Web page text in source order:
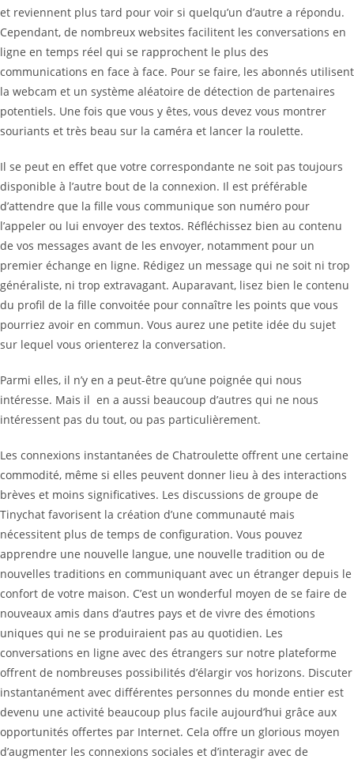
et reviennent plus tard pour voir si quelqu’un d’autre a répondu.
Cependant, de nombreux websites facilitent les conversations en
ligne en temps réel qui se rapprochent le plus des
communications en face à face. Pour se faire, les abonnés utilisent
la webcam et un système aléatoire de détection de partenaires
potentiels. Une fois que vous y êtes, vous devez vous montrer
souriants et très beau sur la caméra et lancer la roulette.
Il se peut en effet que votre correspondante ne soit pas toujours
disponible à l’autre bout de la connexion. Il est préférable
d’attendre que la fille vous communique son numéro pour
l’appeler ou lui envoyer des textos. Réfléchissez bien au contenu
de vos messages avant de les envoyer, notamment pour un
premier échange en ligne. Rédigez un message qui ne soit ni trop
généraliste, ni trop extravagant. Auparavant, lisez bien le contenu
du profil de la fille convoitée pour connaître les points que vous
pourriez avoir en commun. Vous aurez une petite idée du sujet
sur lequel vous orienterez la conversation.
Parmi elles, il n’y en a peut-être qu’une poignée qui nous
intéresse. Mais il en a aussi beaucoup d’autres qui ne nous
intéressent pas du tout, ou pas particulièrement.
Les connexions instantanées de Chatroulette offrent une certaine
commodité, même si elles peuvent donner lieu à des interactions
brèves et moins significatives. Les discussions de groupe de
Tinychat favorisent la création d’une communauté mais
nécessitent plus de temps de configuration. Vous pouvez
apprendre une nouvelle langue, une nouvelle tradition ou de
nouvelles traditions en communiquant avec un étranger depuis le
confort de votre maison. C’est un wonderful moyen de se faire de
nouveaux amis dans d’autres pays et de vivre des émotions
uniques qui ne se produiraient pas au quotidien. Les
conversations en ligne avec des étrangers sur notre plateforme
offrent de nombreuses possibilités d’élargir vos horizons. Discuter
instantanément avec différentes personnes du monde entier est
devenu une activité beaucoup plus facile aujourd’hui grâce aux
opportunités offertes par Internet. Cela offre un glorious moyen
d’augmenter les connexions sociales et d’interagir avec de